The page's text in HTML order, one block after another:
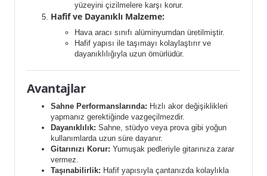
yüzeyini çizilmelere karşı korur.
Hafif ve Dayanıklı Malzeme:
Hava aracı sınıfı alüminyumdan üretilmiştir.
Hafif yapısı ile taşımayı kolaylaştırır ve
dayanıklılığıyla uzun ömürlüdür.
Avantajlar
Sahne Performanslarında: Hızlı akor değişiklikleri
yapmanız gerektiğinde vazgeçilmezdir.
Dayanıklılık: Sahne, stüdyo veya prova gibi yoğun
kullanımlarda uzun süre dayanır.
Gitarınızı Korur: Yumuşak pedleriyle gitarınıza zarar
vermez.
Taşınabilirlik: Hafif yapısıyla çantanızda kolaylıkla